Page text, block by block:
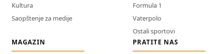
Kultura
Saopštenje za medije
Formula 1
Vaterpolo
Ostali sportovi
MAGAZIN
PRATITE NAS